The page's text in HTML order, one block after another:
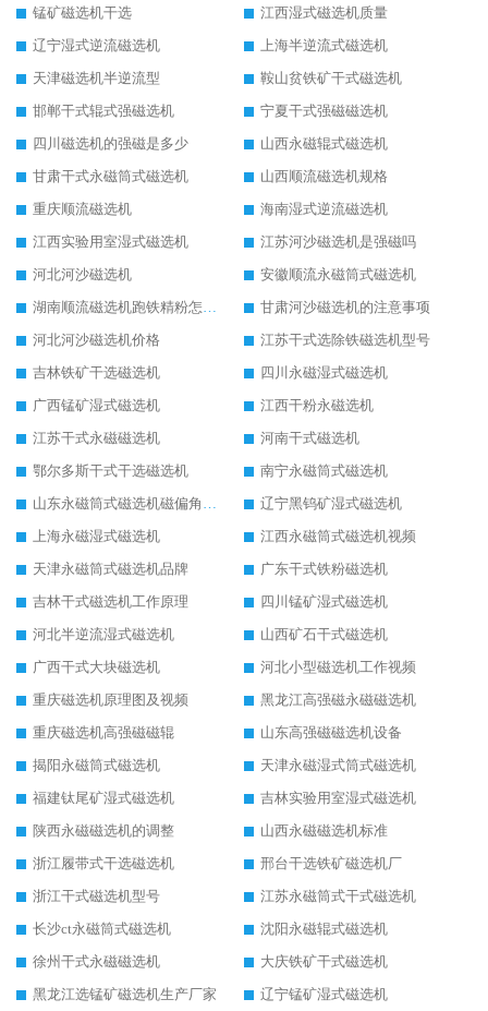
锰矿磁选机干选
江西湿式磁选机质量
辽宁湿式逆流磁选机
上海半逆流式磁选机
天津磁选机半逆流型
鞍山贫铁矿干式磁选机
邯郸干式辊式强磁选机
宁夏干式强磁磁选机
四川磁选机的强磁是多少
山西永磁辊式磁选机
甘肃干式永磁筒式磁选机
山西顺流磁选机规格
重庆顺流磁选机
海南湿式逆流磁选机
江西实验用室湿式磁选机
江苏河沙磁选机是强磁吗
河北河沙磁选机
安徽顺流永磁筒式磁选机
湖南顺流磁选机跑铁精粉怎么处理
甘肃河沙磁选机的注意事项
河北河沙磁选机价格
江苏干式选除铁磁选机型号
吉林铁矿干选磁选机
四川永磁湿式磁选机
广西锰矿湿式磁选机
江西干粉永磁选机
江苏干式永磁磁选机
河南干式磁选机
鄂尔多斯干式干选磁选机
南宁永磁筒式磁选机
山东永磁筒式磁选机磁偏角怎么调整
辽宁黑钨矿湿式磁选机
上海永磁湿式磁选机
江西永磁筒式磁选机视频
天津永磁筒式磁选机品牌
广东干式铁粉磁选机
吉林干式磁选机工作原理
四川锰矿湿式磁选机
河北半逆流湿式磁选机
山西矿石干式磁选机
广西干式大块磁选机
河北小型磁选机工作视频
重庆磁选机原理图及视频
黑龙江高强磁永磁磁选机
重庆磁选机高强磁磁辊
山东高强磁磁选机设备
揭阳永磁筒式磁选机
天津永磁湿式筒式磁选机
福建钛尾矿湿式磁选机
吉林实验用室湿式磁选机
陕西永磁磁选机的调整
山西永磁磁选机标准
浙江履带式干选磁选机
邢台干选铁矿磁选机厂
浙江干式磁选机型号
江苏永磁筒式干式磁选机
长沙ct永磁筒式磁选机
沈阳永磁辊式磁选机
徐州干式永磁磁选机
大庆铁矿干式磁选机
黑龙江选锰矿磁选机生产厂家
辽宁锰矿湿式磁选机